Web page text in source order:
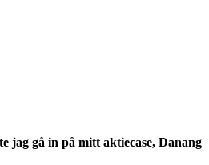
jag gå in på mitt aktiecase, Danang